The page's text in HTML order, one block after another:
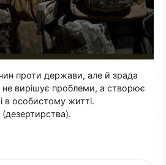
проти держави, але й зрада
не вирішує проблеми, а створює
в особистому житті.